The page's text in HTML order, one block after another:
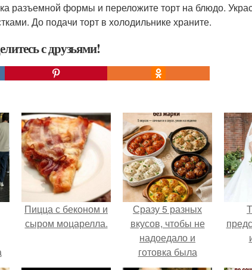
разъемной формы и переложите торт на блюдо.
До подачи торт в холодильнике храните.
с друзьями!
Пицца с беконом и
сыром моцарелла.
Сразу 5 разных
вкусов, чтобы не
надоедало и
готовка была
проще.